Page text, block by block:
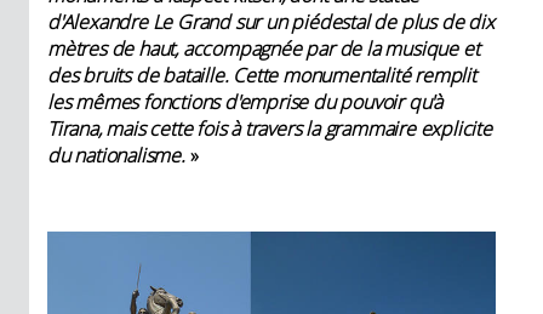
d'Alexandre Le Grand sur un piédestal de plus de dix
mètres de haut, accompagnée par de la musique et
des bruits de bataille. Cette monumentalité remplit
les mêmes fonctions d'emprise du pouvoir qu'à
Tirana, mais cette fois à travers la grammaire explicite
du nationalisme.»